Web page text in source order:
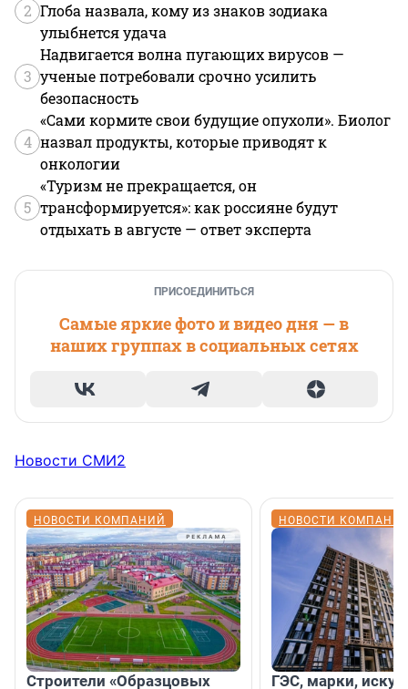
2 Глоба назвала, кому из знаков зодиака
улыбнется удача
3
Надвигается волна пугающих вирусов —
ученые потребовали срочно усилить
безопасность
4
«Сами кормите свои будущие опухоли». Биолог
назвал продукты, которые приводят к
онкологии
5
«Туризм не прекращается, он
трансформируется»: как россияне будут
отдыхать в августе — ответ эксперта
ПРИСОЕДИНИТЬСЯ
Самые яркие фото и видео дня — в
наших группах в социальных сетях
Новости СМИ2
НОВОСТИ КОМПАНИЙ
Строители «Образцовых
НОВОСТИ
ГЭС, марки,